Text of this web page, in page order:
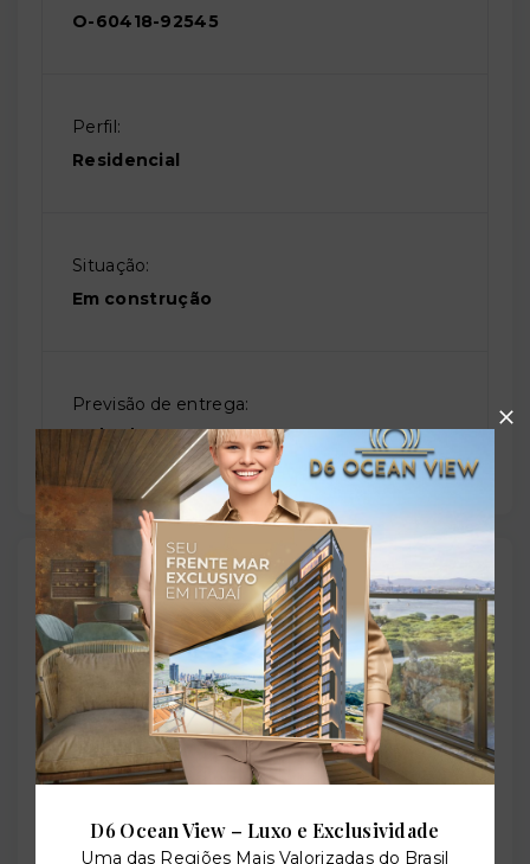
O-60418-92545
Perfil:
Residencial
Situação:
Em construção
Previsão de entrega:
28/09/2027
Localização
Rua Artur Monteiro Paiva, 836 - Bessa - João
Pessoa/PB- 58035-010
+
−
D6 Ocean View – Luxo e Exclusividade
Uma das Regiões Mais Valorizadas do Brasil